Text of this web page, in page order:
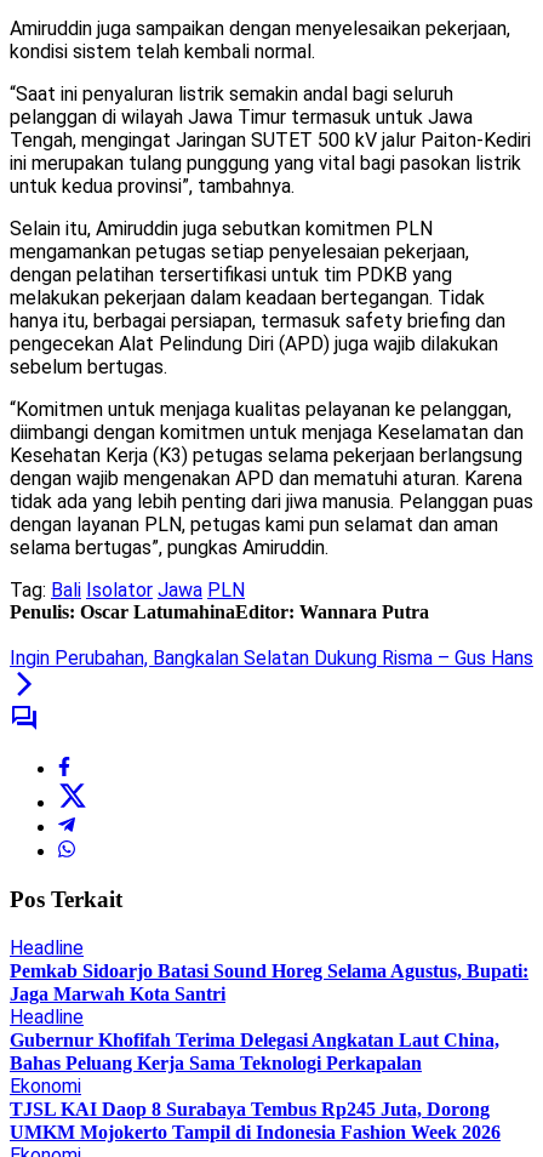
Amiruddin juga sampaikan dengan menyelesaikan pekerjaan,
kondisi sistem telah kembali normal.
“Saat ini penyaluran listrik semakin andal bagi seluruh
pelanggan di wilayah Jawa Timur termasuk untuk Jawa
Tengah, mengingat Jaringan SUTET 500 kV jalur Paiton-Kediri
ini merupakan tulang punggung yang vital bagi pasokan listrik
untuk kedua provinsi”, tambahnya.
Selain itu, Amiruddin juga sebutkan komitmen PLN
mengamankan petugas setiap penyelesaian pekerjaan,
dengan pelatihan tersertifikasi untuk tim PDKB yang
melakukan pekerjaan dalam keadaan bertegangan. Tidak
hanya itu, berbagai persiapan, termasuk safety briefing dan
pengecekan Alat Pelindung Diri (APD) juga wajib dilakukan
sebelum bertugas.
“Komitmen untuk menjaga kualitas pelayanan ke pelanggan,
diimbangi dengan komitmen untuk menjaga Keselamatan dan
Kesehatan Kerja (K3) petugas selama pekerjaan berlangsung
dengan wajib mengenakan APD dan mematuhi aturan. Karena
tidak ada yang lebih penting dari jiwa manusia. Pelanggan puas
dengan layanan PLN, petugas kami pun selamat dan aman
selama bertugas”, pungkas Amiruddin.
Tag: Bali Isolator Jawa PLN
Penulis: Oscar LatumahinaEditor: Wannara Putra
Ingin Perubahan, Bangkalan Selatan Dukung Risma – Gus Hans
Pos Terkait
Headline
Pemkab Sidoarjo Batasi Sound Horeg Selama Agustus, Bupati:
Jaga Marwah Kota Santri
Headline
Gubernur Khofifah Terima Delegasi Angkatan Laut China,
Bahas Peluang Kerja Sama Teknologi Perkapalan
Ekonomi
TJSL KAI Daop 8 Surabaya Tembus Rp245 Juta, Dorong
UMKM Mojokerto Tampil di Indonesia Fashion Week 2026